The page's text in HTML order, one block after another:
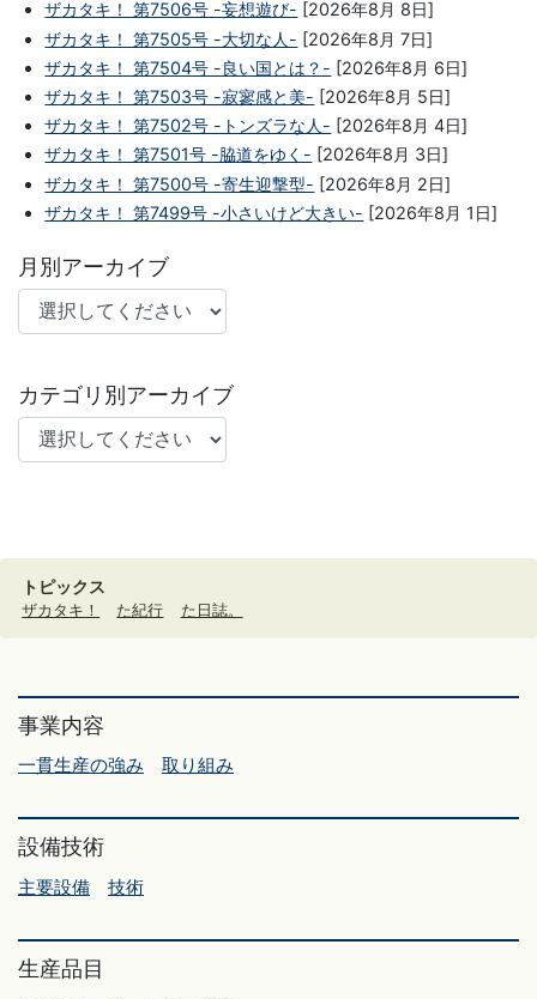
ザカタキ！ 第7506号 -妄想遊び- [2026年8月 8日]
ザカタキ！ 第7505号 -大切な人- [2026年8月 7日]
ザカタキ！ 第7504号 -良い国とは？- [2026年8月 6日]
ザカタキ！ 第7503号 -寂寥感と美- [2026年8月 5日]
ザカタキ！ 第7502号 -トンズラな人- [2026年8月 4日]
ザカタキ！ 第7501号 -脇道をゆく- [2026年8月 3日]
ザカタキ！ 第7500号 -寄生迎撃型- [2026年8月 2日]
ザカタキ！ 第7499号 -小さいけど大きい- [2026年8月 1日]
月別アーカイブ
カテゴリ別アーカイブ
トピックス
ザカタキ！ た紀行 た日誌。
事業内容
一貫生産の強み 取り組み
設備技術
主要設備 技術
生産品目